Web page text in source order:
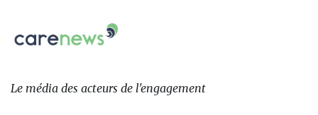
sur:
Le
des
Le média des acteurs de l'engagement